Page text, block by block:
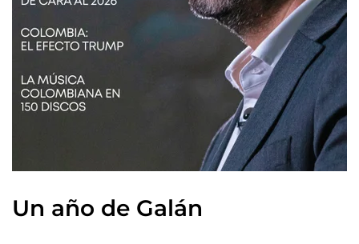
Un año de Galán